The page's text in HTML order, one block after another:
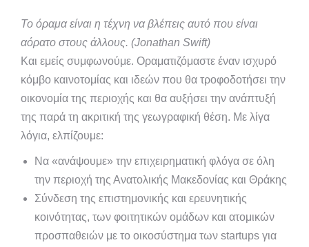
Το όραμα είναι η τέχνη να βλέπεις αυτό που είναι
αόρατο στους άλλους. (Jonathan Swift)
Και εμείς συμφωνούμε. Οραματιζόμαστε έναν ισχυρό
κόμβο καινοτομίας και ιδεών που θα τροφοδοτήσει την
οικονομία της περιοχής και θα αυξήσει την ανάπτυξή
της παρά τη ακριτική της γεωγραφική θέση. Με λίγα
λόγια, ελπίζουμε:
Να «ανάψουμε» την επιχειρηματική φλόγα σε όλη
την περιοχή της Ανατολικής Μακεδονίας και Θράκης
Σύνδεση της επιστημονικής και ερευνητικής
κοινότητας, των φοιτητικών ομάδων και ατομικών
προσπαθειών με το οικοσύστημα των startups για